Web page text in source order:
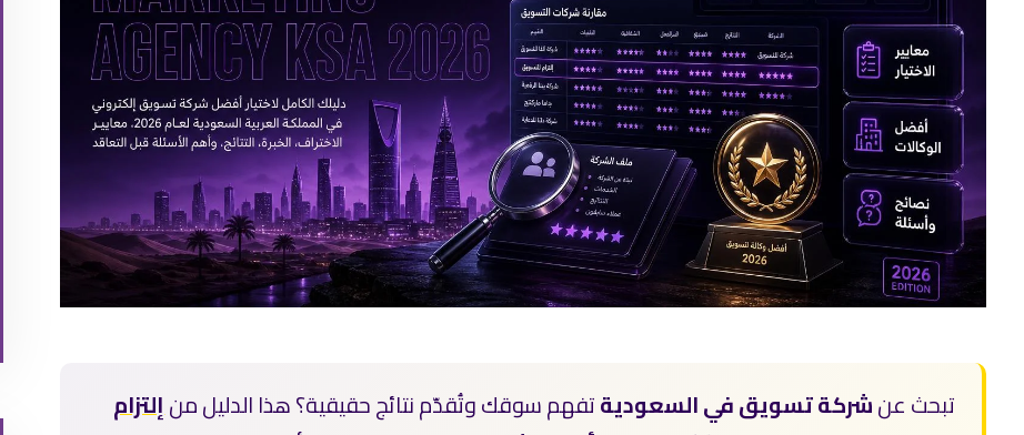
تبحث عنشركة تسويق في السعوديةتفهم سوقك وتُقدّم نتائج حقيقية؟ هذا الدليل منإلتزام